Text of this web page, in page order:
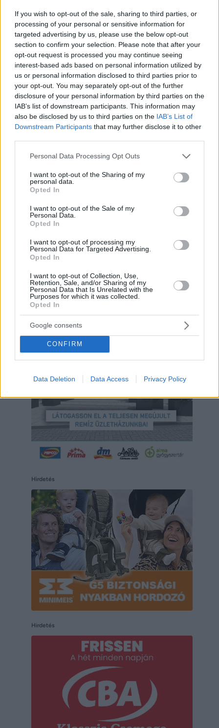
If you wish to opt-out of the sale, sharing to third parties, or
processing of your personal or sensitive information for
targeted advertising by us, please use the below opt-out
section to confirm your selection. Please note that after your
opt-out request is processed you may continue seeing
interest-based ads based on personal information utilized by
us or personal information disclosed to third parties prior to
your opt-out. You may separately opt-out of the further
disclosure of your personal information by third parties on the
IAB’s list of downstream participants. This information may
also be disclosed by us to third parties on the IAB’s List of
Downstream Participants that may further disclose it to other
Please note that this website/app uses one or more Google
not limited to your visit or usage behaviour. You may click to
grant or deny consent to Google and its third-party tags to
use your data for below specified purposes in below Google
consent section.
Personal Data Processing Opt Outs
I want to opt-out of the Sharing of my
personal data.
Opted In
I want to opt-out of the Sale of my
Personal Data.
Opted In
I want to opt-out of processing my
Personal Data for Targeted Advertising.
Opted In
I want to opt-out of Collection, Use,
Retention, Sale, and/or Sharing of my
Personal Data that Is Unrelated with the
Purposes for which it was collected.
Opted In
Google consents
CONFIRM
Data Deletion Data Access Privacy Policy
Email
Hirdetés
Hirdetés
Hirdetés
Hirdetés